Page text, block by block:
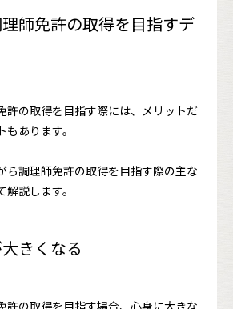
師免許の取得を目指すデ
許の取得を目指す際には、メリットだ
あります。
ら調理師免許の取得を目指す際の主な
説します。
きくなる
許の取得を目指す場合、心身に大きな